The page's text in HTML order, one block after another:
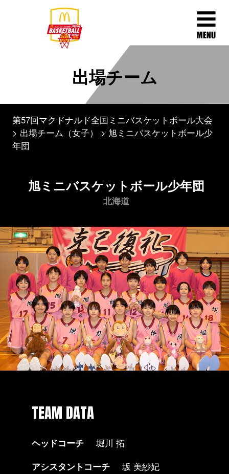
出場チーム
第57回マクドナルド全国ミニバスケットボール大会
出場チーム（女子）
旭ミニバスケットボール少
年団
旭ミニバスケットボール少年団
北海道
TEAM DATA
ヘッドコーチ
堀川 拓
アシスタントコーチ
坂 美紗妃